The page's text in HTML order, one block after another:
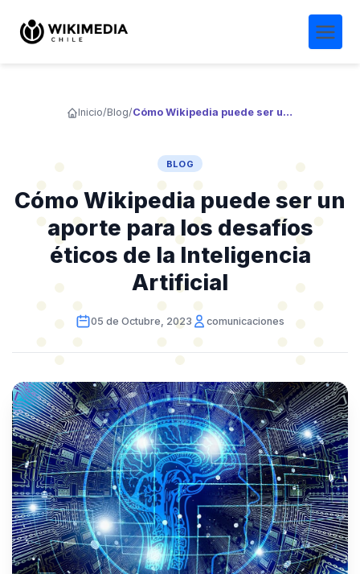
Inicio/Blog/ Cómo Wikipedia puede ser un aporte para los desafíos éticos de la Inteligencia Artificial
BLOG
Cómo Wikipedia puede ser un
aporte para los desafíos
éticos de la Inteligencia
Artificial
05 de Octubre, 2023 comunicaciones